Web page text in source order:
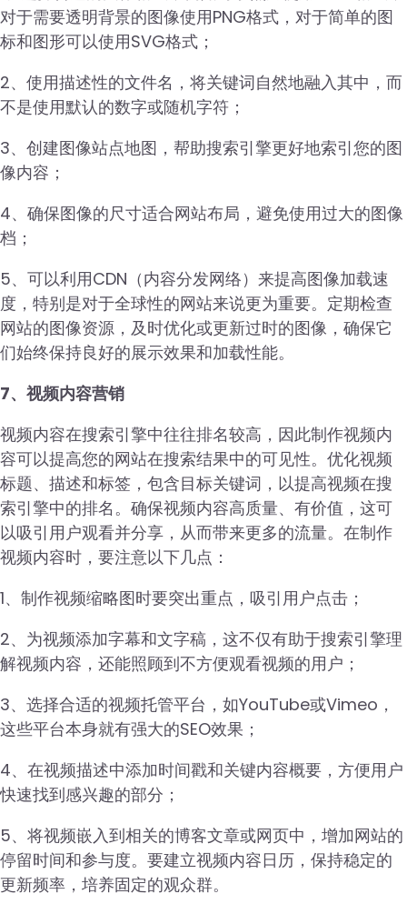
对于需要透明背景的图像使用PNG格式，对于简单的图
标和图形可以使用SVG格式；
2、使用描述性的文件名，将关键词自然地融入其中，而
不是使用默认的数字或随机字符；
3、创建图像站点地图，帮助搜索引擎更好地索引您的图
像内容；
4、确保图像的尺寸适合网站布局，避免使用过大的图像
档；
5、可以利用CDN（内容分发网络）来提高图像加载速
度，特别是对于全球性的网站来说更为重要。定期检查
网站的图像资源，及时优化或更新过时的图像，确保它
们始终保持良好的展示效果和加载性能。
7、视频内容营销
视频内容在搜索引擎中往往排名较高，因此制作视频内
容可以提高您的网站在搜索结果中的可见性。优化视频
标题、描述和标签，包含目标关键词，以提高视频在搜
索引擎中的排名。确保视频内容高质量、有价值，这可
以吸引用户观看并分享，从而带来更多的流量。在制作
视频内容时，要注意以下几点：
1、制作视频缩略图时要突出重点，吸引用户点击；
2、为视频添加字幕和文字稿，这不仅有助于搜索引擎理
解视频内容，还能照顾到不方便观看视频的用户；
3、选择合适的视频托管平台，如YouTube或Vimeo，
这些平台本身就有强大的SEO效果；
4、在视频描述中添加时间戳和关键内容概要，方便用户
快速找到感兴趣的部分；
5、将视频嵌入到相关的博客文章或网页中，增加网站的
停留时间和参与度。要建立视频内容日历，保持稳定的
更新频率，培养固定的观众群。